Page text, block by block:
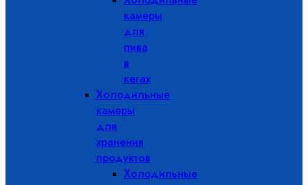
камеры
для
пива
в
кегах
Холодильные
камеры
для
хранения
продуктов
Холодильные